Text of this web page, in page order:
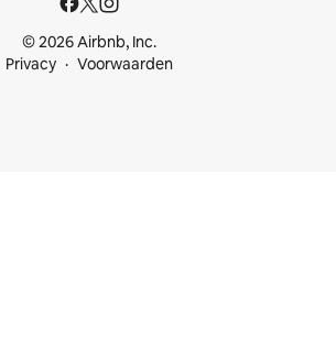
© 2026 Airbnb, Inc.
Privacy
Voorwaarden